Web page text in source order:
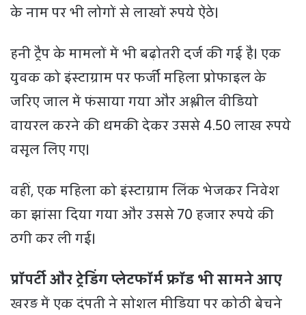
के नाम पर भी लोगों से लाखों रुपये ऐंठे।
हनी ट्रैप के मामलों में भी बढ़ोतरी दर्ज की गई है। एक
युवक को इंस्टाग्राम पर फर्जी महिला प्रोफाइल के
जरिए जाल में फंसाया गया और अश्लील वीडियो
वायरल करने की धमकी देकर उससे 4.50 लाख रुपये
वसूल लिए गए।
वहीं, एक महिला को इंस्टाग्राम लिंक भेजकर निवेश
का झांसा दिया गया और उससे 70 हजार रुपये की
ठगी कर ली गई।
प्रॉपर्टी और ट्रेडिंग प्लेटफॉर्म फ्रॉड भी सामने आए
खरड़ में एक दंपती ने सोशल मीडिया पर कोठी बेचने